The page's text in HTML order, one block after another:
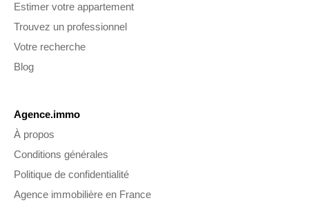
Estimer votre appartement
Trouvez un professionnel
Votre recherche
Blog
Agence.immo
À propos
Conditions générales
Politique de confidentialité
Agence immobilière en France